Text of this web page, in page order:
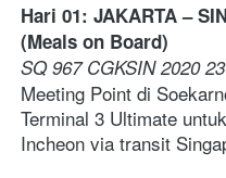
Hari 01: JAKARTA –
(Meals on Board)
SQ 967 CGKSIN 2020
Meeting Point di
Terminal 3 Ultimate
Incheon via transit